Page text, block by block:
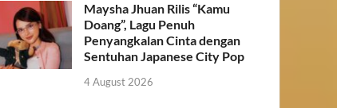
Maysha Jhuan Rilis “Kamu
Doang”, Lagu Penuh
Penyangkalan Cinta dengan
Sentuhan Japanese City Pop
4 August 2026